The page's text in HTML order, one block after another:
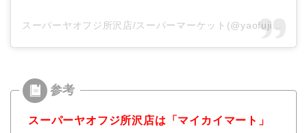
スーパーヤオフジ所沢店/スーパーマーケット(@yaofuji_tokorozawa)がシェアした投稿
スーパーヤオフジ所沢店は「マイカイマート」